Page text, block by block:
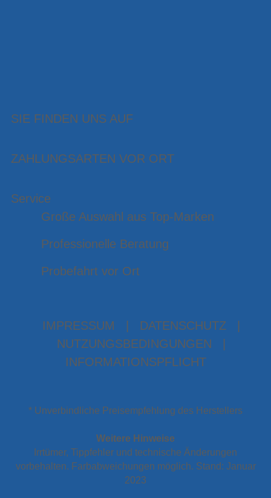
SIE FINDEN UNS AUF
ZAHLUNGSARTEN VOR ORT
Service
Große Auswahl aus Top-Marken
Professionelle Beratung
Probefahrt vor Ort
IMPRESSUM DATENSCHUTZ
NUTZUNGSBEDINGUNGEN
INFORMATIONSPFLICHT
* Unverbindliche Preisempfehlung des Herstellers
Weitere Hinweise
Irrtümer, Tippfehler und technische Änderungen
vorbehalten. Farbabweichungen möglich. Stand: Januar
2023